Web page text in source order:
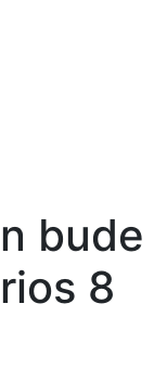
bude
8